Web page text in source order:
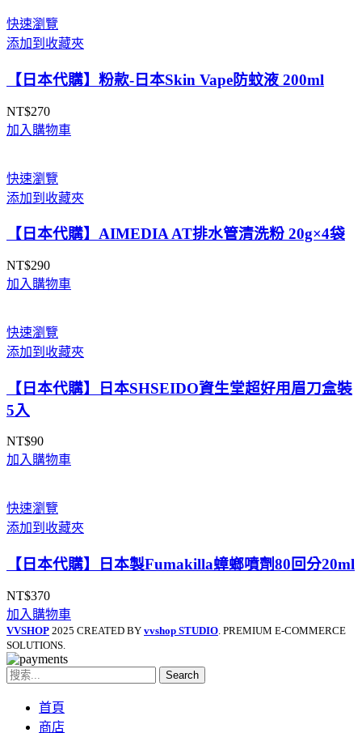
快速瀏覽
添加到收藏夾
【日本代購】粉款-日本Skin Vape防蚊液 200ml
NT$270
加入購物車
快速瀏覽
添加到收藏夾
【日本代購】AIMEDIA AT排水管清洗粉 20g×4袋
NT$290
加入購物車
快速瀏覽
添加到收藏夾
【日本代購】日本SHSEIDO資生堂超好用眉刀盒裝
5入
NT$90
加入購物車
快速瀏覽
添加到收藏夾
【日本代購】日本製Fumakilla蟑螂噴劑80回分20ml
NT$370
加入購物車
VVSHOP 2025 CREATED BY vvshop STUDIO . PREMIUM E-COMMERCE
SOLUTIONS.
Search
首頁
商店